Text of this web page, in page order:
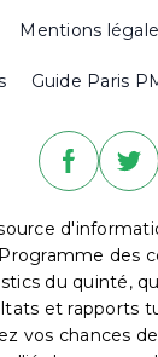
Mentions
Guide Paris
des
du quinté,
et rapports
vos chances